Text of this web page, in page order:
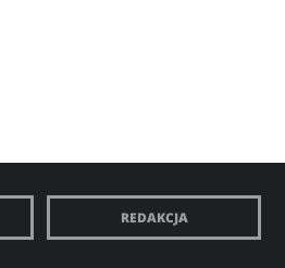
REDAKCJA